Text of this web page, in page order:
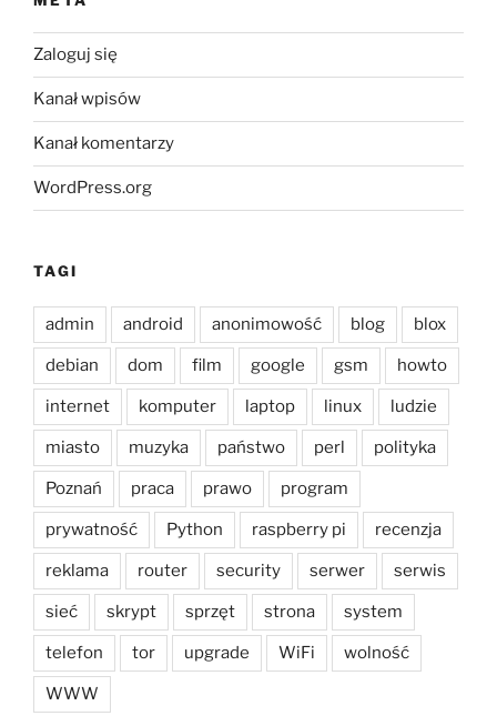
Zaloguj się
Kanał wpisów
Kanał komentarzy
WordPress.org
TAGI
admin android anonimowość blog blox
debian dom film google gsm howto
internet komputer laptop linux ludzie
miasto muzyka państwo perl polityka
Poznań praca prawo program
prywatność Python raspberry pi recenzja
reklama router security serwer serwis
sieć skrypt sprzęt strona system
telefon tor upgrade WiFi wolność
WWW